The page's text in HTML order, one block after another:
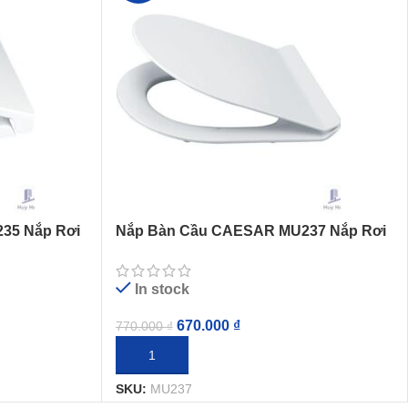
Nắp Rơi
Nắp Bàn Cầu CAESAR MU237 Nắp Rơi
In stock
770.000₫ 670.000 ₫
THÊM VÀO GIỎ HÀNG
SKU: MU237